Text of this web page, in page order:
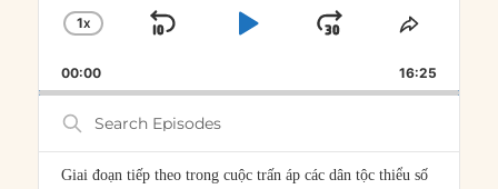
CHANGE
RATE
1X
SKIP
PLAYJUMP
FORWARD
SHARE
00:00 16:25
Search
Episodes
Giai đoạn tiếp theo trong cuộc trấn áp các dân tộc thiểu số